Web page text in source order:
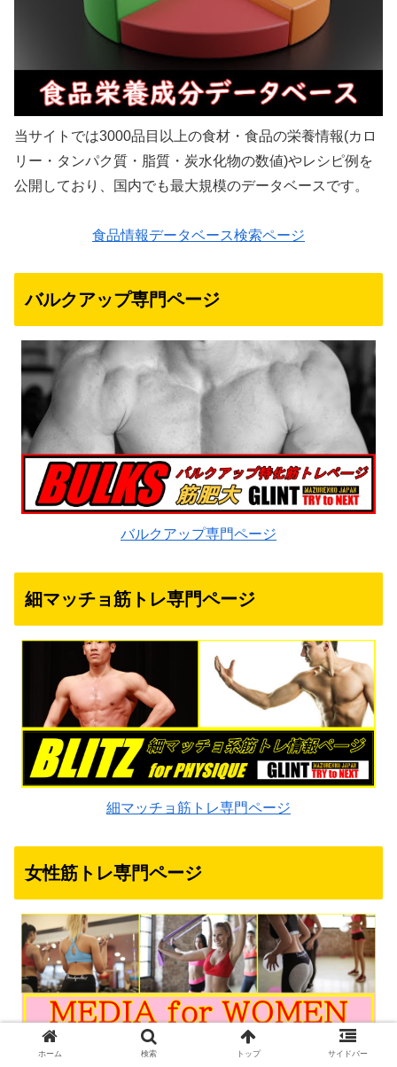
当サイトでは3000品目以上の食材・食品の栄養情報(カロ
リー・タンパク質・脂質・炭水化物の数値)やレシピ例を
公開しており、国内でも最大規模のデータベースです。
食品情報データベース検索ページ
バルクアップ専門ページ
バルクアップ専門ページ
細マッチョ筋トレ専門ページ
細マッチョ筋トレ専門ページ
女性筋トレ専門ページ
ホーム 検索 トップ サイドバー